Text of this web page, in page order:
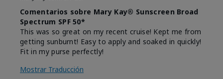
Comentarios sobre Mary Kay® Sunscreen Broad
Spectrum SPF 50*
This was so great on my recent cruise! Kept me from
getting sunburnt! Easy to apply and soaked in quickly!
Fit in my purse perfectly!
Mostrar Traducción